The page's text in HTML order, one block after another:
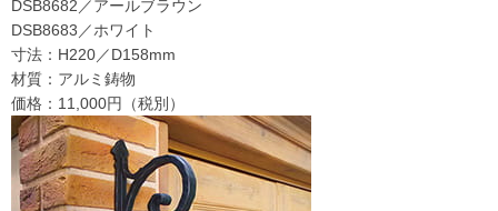
DSB8682／アールブラウン
DSB8683／ホワイト
寸法：H220／D158mm
材質：アルミ鋳物
価格：11,000円（税別）